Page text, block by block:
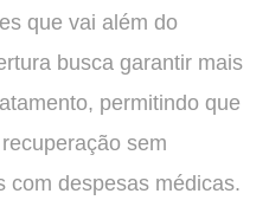
que vai além do
busca garantir mais
permitindo que
sem
com despesas médicas.